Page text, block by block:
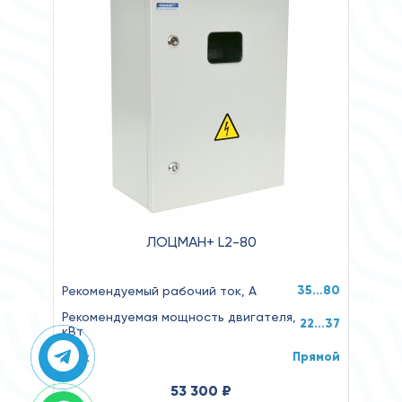
ЛОЦМАН+ L2-80
Рекомендуемый рабочий ток, А 35…80
Рекомендуемая мощность двигателя,
кВт
22...37
Пуск Прямой
53 300 ₽